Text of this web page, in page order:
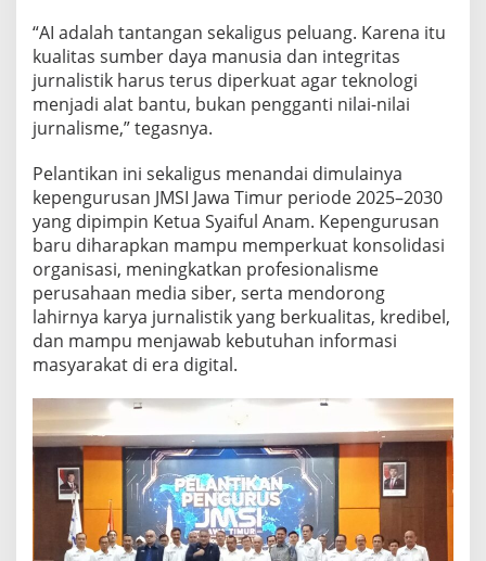
“AI adalah tantangan sekaligus peluang. Karena itu
kualitas sumber daya manusia dan integritas
jurnalistik harus terus diperkuat agar teknologi
menjadi alat bantu, bukan pengganti nilai-nilai
jurnalisme,” tegasnya.
Pelantikan ini sekaligus menandai dimulainya
kepengurusan JMSI Jawa Timur periode 2025–2030
yang dipimpin Ketua Syaiful Anam. Kepengurusan
baru diharapkan mampu memperkuat konsolidasi
organisasi, meningkatkan profesionalisme
perusahaan media siber, serta mendorong
lahirnya karya jurnalistik yang berkualitas, kredibel,
dan mampu menjawab kebutuhan informasi
masyarakat di era digital.